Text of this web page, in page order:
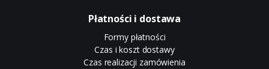
Płatności i dostawa
Formy płatności
Czas i koszt dostawy
Czas realizacji zamówienia